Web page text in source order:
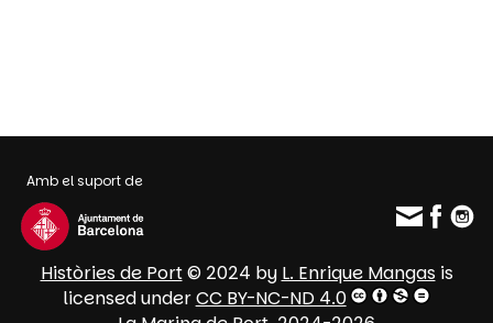
Amb el suport de
Històries de Port© 2024 by L. Enrique Mangasis
licensed underCC BY-NC-ND 4.0